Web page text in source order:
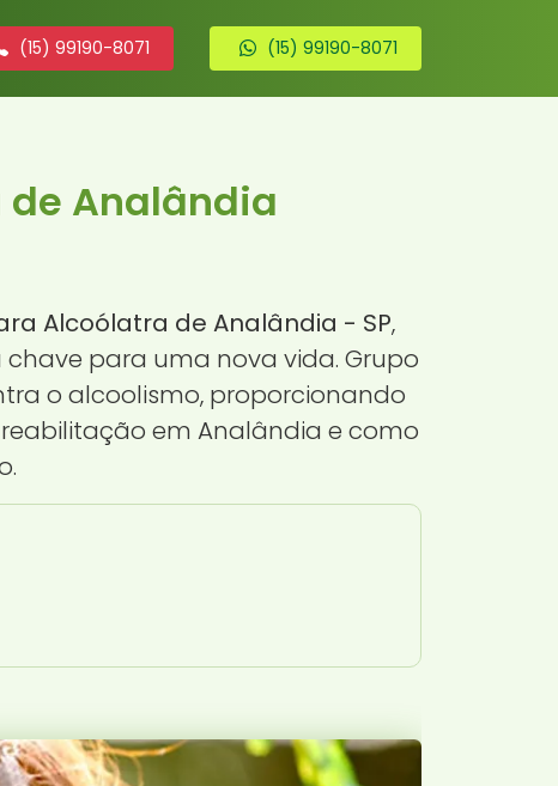
(15) 99190-8071 (15) 99190-8071
Analândia
Alcoólatra de Analândia - SP,
para uma nova vida. Grupo
o alcoolismo, proporcionando
em Analândia e como